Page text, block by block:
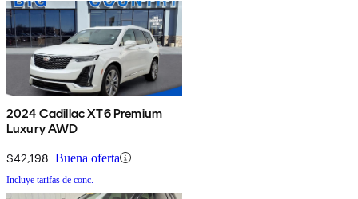
2024 Cadillac XT6 Premium
Luxury AWD
$42,198 Buena oferta
Incluye tarifas de conc.